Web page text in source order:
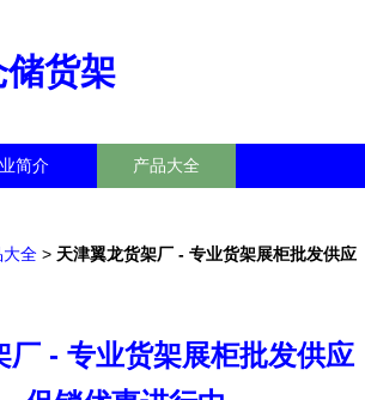
储货架
简介 产品大全
大全 > 天津翼龙货架厂 - 专业货架展柜批发供应
厂 - 专业货架展柜批发供应